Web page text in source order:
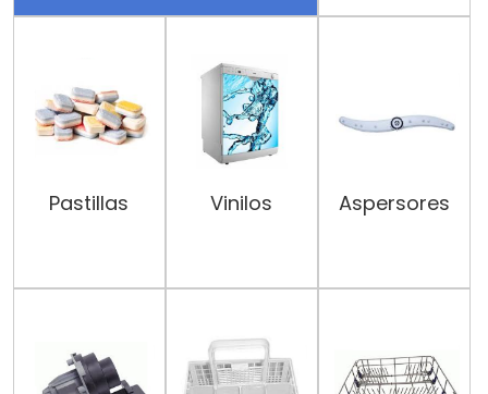
Pastillas Vinilos Aspersores